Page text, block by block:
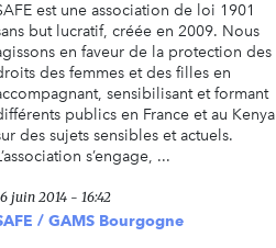
est une association de loi 1901
but lucratif, créée en 2009. Nous
en faveur de la protection des
des femmes et des filles en
sensibilisant et formant
publics en France et au Kenya
des sujets sensibles et actuels.
s’engage, ...
juin 2014 - 16:42
/ GAMS Bourgogne